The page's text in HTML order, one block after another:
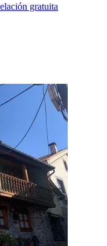
gratuita